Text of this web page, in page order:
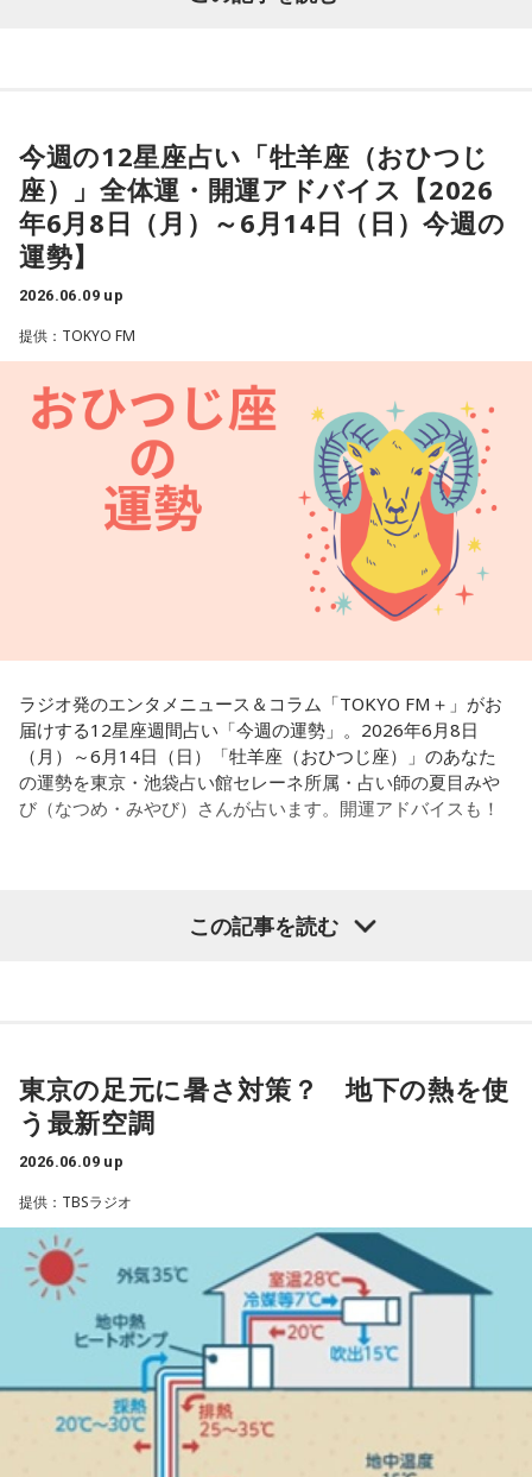
- * - * - * - * - * - * - * - * - * - * - * - * - * - * - * - * - * -- * -
おうし座のアナタ：好きな人と一緒に空を見てみるといいか
も。
かに座のアナタ： 大切な人への気持ちを素直に伝えてみると
しし座のアナタ：クリエイティブなエネルギーが輝く日でし
おとめ座のアナタ：細やかな気配りが、誰かの心を動かすか
てんびん座のアナタ：愛情と美しさのエネルギーが強まりそ
さそり座のアナタ：感情に正直になることで、人との関係が
深まりそう。
いて座のアナタ：大切な人との絆を深めるといいかも。
- * - * - * - * - * - * - * - * - * - * - * - * - * - * - * - * - * -- * -
今週の12星座占い「牡羊座（おひつじ
座）」全体運・開運アドバイス【2026
年6月8日（月）～6月14日（日）今週の
運勢】
2026.06.09 up
提供：TOKYO FM
ラジオ発のエンタメニュース＆コラム「TOKYO FM＋」がお
届けする12星座週間占い「今週の運勢」。2026年6月8日
（月）～6月14日（日）「牡羊座（おひつじ座）」のあなた
の運勢を東京・池袋占い館セレーネ所属・占い師の夏目みや
び（なつめ・みやび）さんが占います。開運アドバイスも！
【牡羊座（おひつじ座）】
★ワンポイントアドバイス★
酸味がある物を食べると運気アップ。特に緊張する用事があ
る前は、柑橘類を食べると良いかも。
■監修者プロフィール：夏目みやび（なつめ・みやび）
東京・池袋占い館セレーネ所属。メッセージ性の高い鑑定は
リピーターも多く、心の琴線に触れると話題に。占いや開運
で個性が輝けるような占いを発信中。Yahoo!占い「マザー占
術」など数多くのコンテンツもリリース。
Webサイト：https://selene-uranai.com/
オンライン占いセレーネ：https://online-uranai.jp/
この記事を読む
東京の足元に暑さ対策？ 地下の熱を使
う最新空調
2026.06.09 up
提供：TBSラジオ